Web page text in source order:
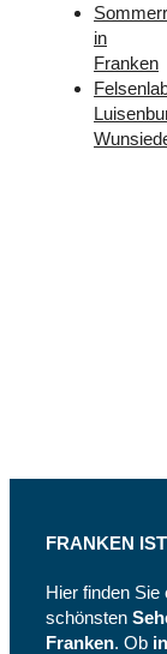
in
Franken
FRANKEN
Hier finden Sie
schönsten
Franken. Ob